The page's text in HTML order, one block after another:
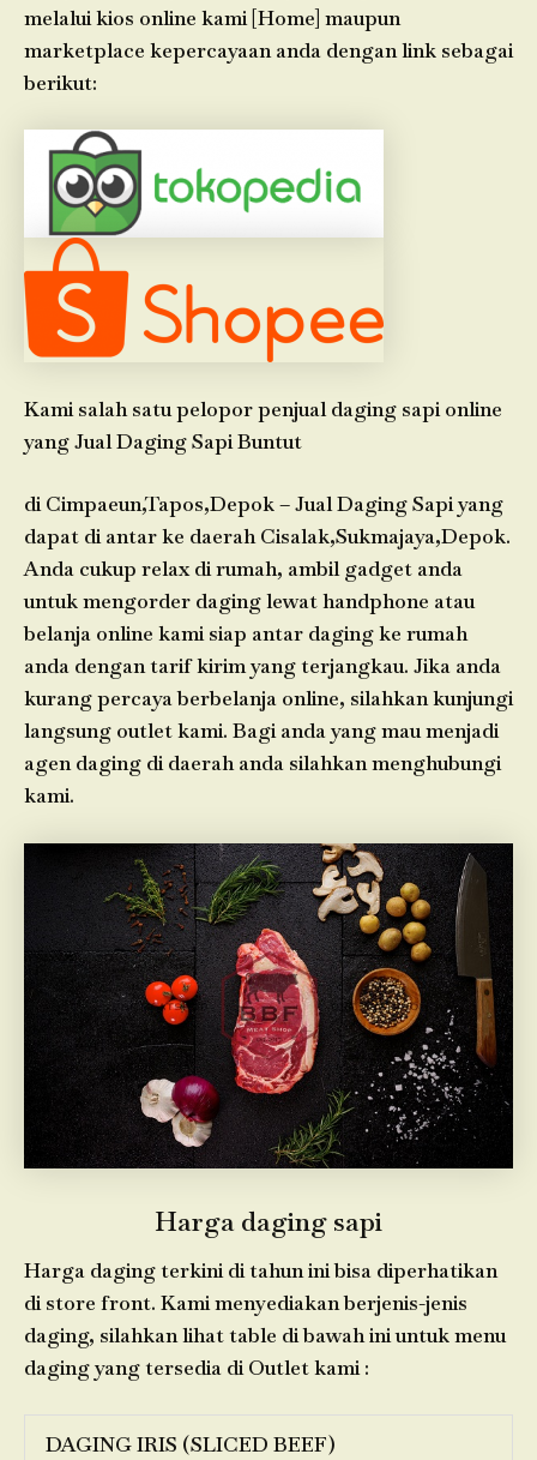
melalui kios online kami [Home] maupun
marketplace kepercayaan anda dengan link sebagai
berikut:
Kami salah satu pelopor penjual daging sapi online
yang Jual Daging Sapi Buntut
di Cimpaeun,Tapos,Depok – Jual Daging Sapi yang
dapat di antar ke daerah Cisalak,Sukmajaya,Depok.
Anda cukup relax di rumah, ambil gadget anda
untuk mengorder daging lewat handphone atau
belanja online kami siap antar daging ke rumah
anda dengan tarif kirim yang terjangkau. Jika anda
kurang percaya berbelanja online, silahkan kunjungi
langsung outlet kami. Bagi anda yang mau menjadi
agen daging di daerah anda silahkan menghubungi
kami.
Harga daging sapi
Harga daging terkini di tahun ini bisa diperhatikan
di store front. Kami menyediakan berjenis-jenis
daging, silahkan lihat table di bawah ini untuk menu
daging yang tersedia di Outlet kami :
DAGING IRIS (SLICED BEEF)